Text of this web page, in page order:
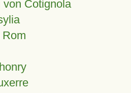
von Cotignola